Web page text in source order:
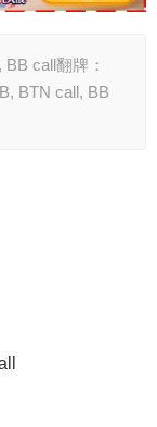
call翻牌：
BTN call, BB